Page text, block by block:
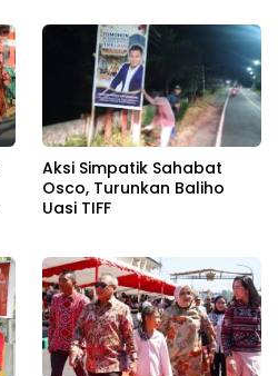
Aksi Simpatik Sahabat
Osco, Turunkan Baliho
Uasi TIFF